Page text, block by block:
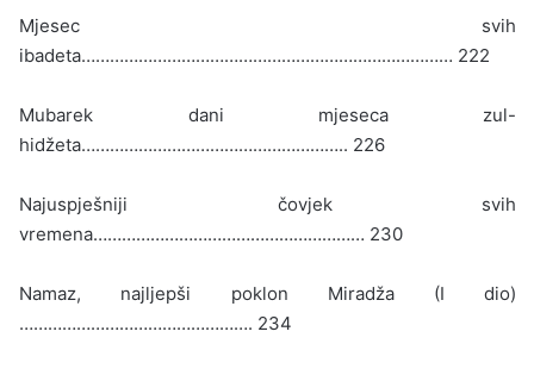
Mjesec svih
ibadeta…………………………………………………………………… 222
Mubarek dani mjeseca zul-
hidžeta……………………………………………….. 226
Najuspješniji čovjek svih
vremena………………………………………………… 230
Namaz, najljepši poklon Miradža (I dio)
…………………………………………. 234